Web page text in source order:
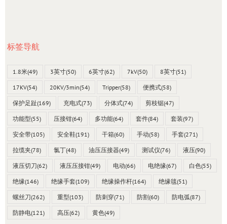
标签导航
1.8米(49) 3英寸(50) 6英寸(62) 7kV(50) 8英寸(51)
17KV(54) 20KV/3min(54) Tripper(58) 便携式(58)
保护足趾(169) 充电式(73) 分体式(74) 剪枝锯(47)
功能型(55) 压接钳(64) 多功能(64) 套件(84) 套装(97)
安全带(105) 安全鞋(191) 干箱(60) 手动(58) 手套(271)
拉缆夹(78) 氯丁(48) 油压压接器(49) 测试仪(76) 液压(90)
液压切刀(62) 液压压接钳(49) 电动(66) 电绝缘(67) 白色(55)
绝缘(146) 绝缘手套(109) 绝缘操作杆(164) 绝缘毯(51)
螺丝刀(262) 重型(103) 防刺穿(71) 防割(60) 防电弧(87)
防静电(121) 高压(62) 黄色(49)